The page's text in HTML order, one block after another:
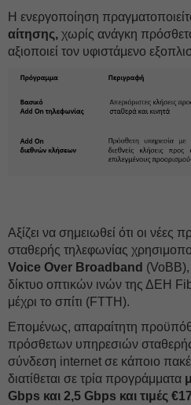
Η ενεργοποίηση
αίτησης, χωρίς ανάγκη
αξιοποιεί τον υφιστάμενο
Αξίζει να σημειωθεί ότι οι νέες
σταθερής τηλεφωνίας
Voice Over Broadband (VoBB),
δίκτυο οπτικών ινών της ΔΕH
μέχρι το σπίτι (FTTH).
Επομένως, απαραίτητη
πρόσθετων υπηρεσιών σταθερής
σύνδεση internet σε κάποιο
διατίθεται σε τρία προγράμματα
Gbps και 2,5 Gbps και τιμές